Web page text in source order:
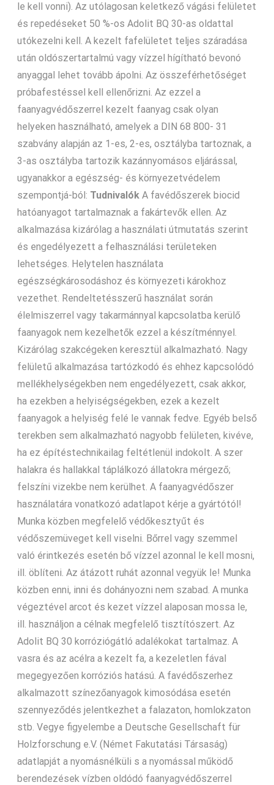
le kell vonni). Az utólagosan keletkező vágási felületet
és repedéseket 50 %-os Adolit BQ 30-as oldattal
utókezelni kell. A kezelt fafelületet teljes száradása
után oldószertartalmú vagy vízzel hígítható bevonó
anyaggal lehet tovább ápolni. Az összeférhetőséget
próbafestéssel kell ellenőrizni. Az ezzel a
faanyagvédőszerrel kezelt faanyag csak olyan
helyeken használható, amelyek a DIN 68 800- 31
szabvány alapján az 1-es, 2-es, osztályba tartoznak, a
3-as osztályba tartozik kazánnyomásos eljárással,
ugyanakkor a egészség- és környezetvédelem
szempontjá-ból: Tudnivalók A favédőszerek biocid
hatóanyagot tartalmaznak a fakártevők ellen. Az
alkalmazása kizárólag a használati útmutatás szerint
és engedélyezett a felhasználási területeken
lehetséges. Helytelen használata
egészségkárosodáshoz és környezeti károkhoz
vezethet. Rendeltetésszerű használat során
élelmiszerrel vagy takarmánnyal kapcsolatba kerülő
faanyagok nem kezelhetők ezzel a készítménnyel.
Kizárólag szakcégeken keresztül alkalmazható. Nagy
felületű alkalmazása tartózkodó és ehhez kapcsolódó
mellékhelységekben nem engedélyezett, csak akkor,
ha ezekben a helyiségségekben, ezek a kezelt
faanyagok a helyiség felé le vannak fedve. Egyéb belső
terekben sem alkalmazható nagyobb felületen, kivéve,
ha ez építéstechnikailag feltétlenül indokolt. A szer
halakra és hallakkal táplálkozó állatokra mérgező;
felszíni vizekbe nem kerülhet. A faanyagvédőszer
használatára vonatkozó adatlapot kérje a gyártótól!
Munka közben megfelelő védőkesztyűt és
védőszemüveget kell viselni. Bőrrel vagy szemmel
való érintkezés esetén bő vízzel azonnal le kell mosni,
ill. öblíteni. Az átázott ruhát azonnal vegyük le! Munka
közben enni, inni és dohányozni nem szabad. A munka
végeztével arcot és kezet vízzel alaposan mossa le,
ill. használjon a célnak megfelelő tisztítószert. Az
Adolit BQ 30 korróziógátló adalékokat tartalmaz. A
vasra és az acélra a kezelt fa, a kezeletlen fával
megegyezően korróziós hatású. A favédőszerhez
alkalmazott színezőanyagok kimosódása esetén
szennyeződés jelentkezhet a falazaton, homlokzaton
stb. Vegye figyelembe a Deutsche Gesellschaft für
Holzforschung e.V. (Német Fakutatási Társaság)
adatlapját a nyomásnélküli s a nyomással működő
berendezések vízben oldódó faanyagvédőszerrel